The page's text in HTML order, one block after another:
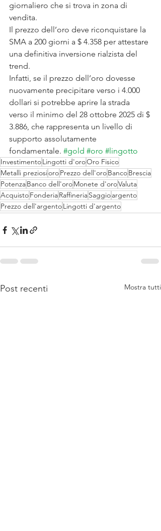
giornaliero che si trova in zona di
vendita.
Il prezzo dell’oro deve riconquistare la
SMA a 200 giorni a $ 4.358 per attestare
una definitiva inversione rialzista del
trend.
Infatti, se il prezzo dell’oro dovesse
nuovamente precipitare verso i 4.000
dollari si potrebbe aprire la strada
verso il minimo del 28 ottobre 2025 di $
3.886, che rappresenta un livello di
supporto assolutamente
fondamentale. #gold #oro #lingotto
InvestimentoLingotti d'oroOro Fisico
Metalli preziosioroPrezzo dell'oroBancoBrescia
PotenzaBanco dell'oroMonete d'oroValuta
AcquistoFonderiaRaffineriaSaggioargento
Prezzo dell'argentoLingotti d'argento
Post recenti Mostra tutti